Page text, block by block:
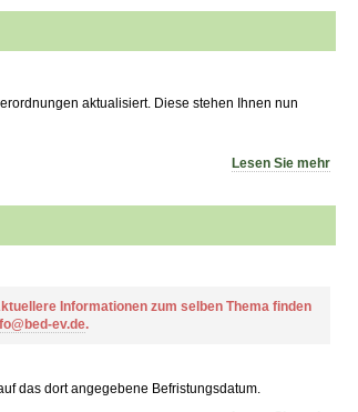
aktualisiert. Diese stehen Ihnen nun
Lesen Sie mehr
Informationen zum selben Thema finden
ev.de.
das dort angegebene Befristungsdatum.